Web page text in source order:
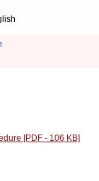
[PDF - 106 KB]